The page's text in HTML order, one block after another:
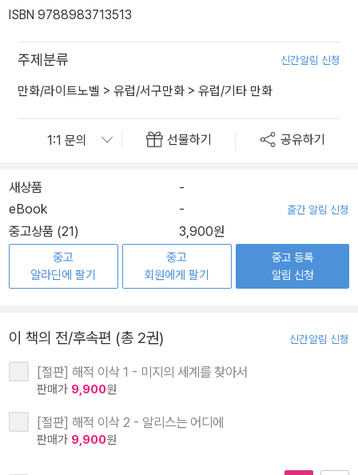
ISBN 9788983713513
주제분류 신간알림 신청
만화/라이트노벨 > 유럽/서구만화 > 유럽/기타 만화
선물하기 공유하기
새상품
-
eBook
- 출간 알림 신청
중고상품 (21) 3,900원
중고
알라딘에 팔기
중고
회원에게 팔기
중고 등록
알림 신청
이 책의 전/후속편 (총 2권) 신간알림 신청
[절판] 해적 이삭 1 - 미지의 세계를 찾아서
판매가 9,900원
[절판] 해적 이삭 2 - 알리스는 어디에
판매가 9,900원